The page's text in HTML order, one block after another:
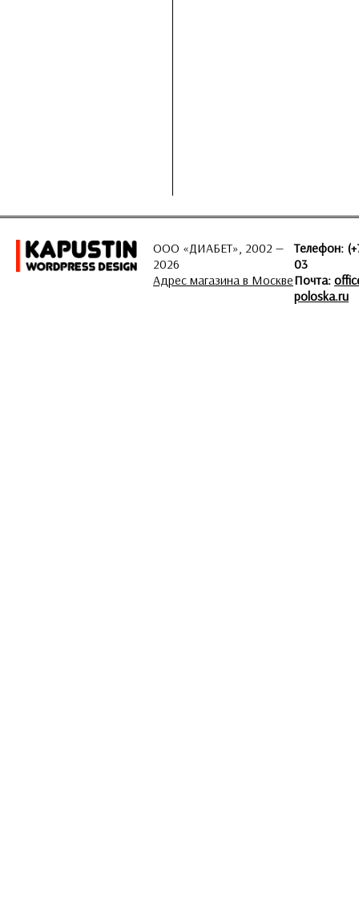
ООО «ДИАБЕТ», 2002 —
2026
Адрес магазина в Москве
Телефон:
03
Почта:
poloska.ru